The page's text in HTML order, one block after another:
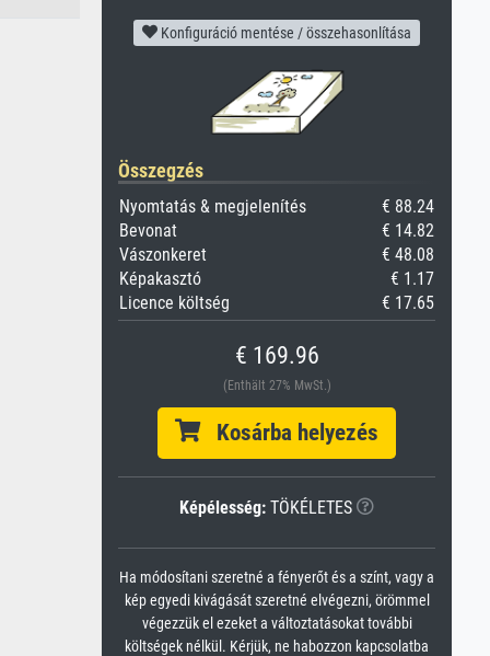
Konfiguráció mentése / összehasonlítása
Összegzés
Nyomtatás & megjelenítés
€ 88.24
Bevonat
€ 14.82
Vászonkeret
€ 48.08
Képakasztó
€ 1.17
Licence költség
€ 17.65
€ 169.96
(Enthält 27% MwSt.)
Kosárba helyezés
Képélesség: TÖKÉLETES
Ha módosítani szeretné a fényerőt és a színt, vagy a
kép egyedi kivágását szeretné elvégezni, örömmel
végezzük el ezeket a változtatásokat további
költségek nélkül. Kérjük, ne habozzon kapcsolatba